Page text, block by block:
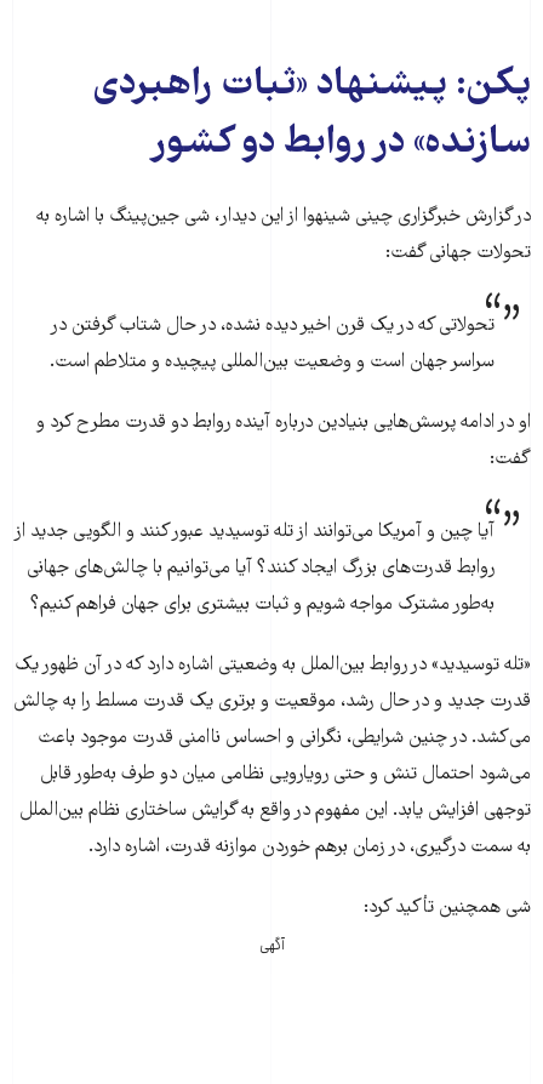
پکن: پیشنهاد «ثبات راهبردی
سازنده» در روابط دو کشور
در گزارش خبرگزاری چینی شینهوا از این دیدار، شی جین‌پینگ با اشاره به
تحولات جهانی گفت:
تحولاتی که در یک قرن اخیر دیده نشده، در حال شتاب گرفتن در
سراسر جهان است و وضعیت بین‌المللی پیچیده و متلاطم است.
او در ادامه پرسش‌هایی بنیادین درباره آینده روابط دو قدرت مطرح کرد و
گفت:
آیا چین و آمریکا می‌توانند از تله توسیدید عبور کنند و الگویی جدید از
روابط قدرت‌های بزرگ ایجاد کنند؟ آیا می‌توانیم با چالش‌های جهانی
به‌طور مشترک مواجه شویم و ثبات بیشتری برای جهان فراهم کنیم؟
«تله توسیدید» در روابط بین‌الملل به وضعیتی اشاره دارد که در آن ظهور یک
قدرت جدید و در حال رشد، موقعیت و برتری یک قدرت مسلط را به چالش
می‌کشد. در چنین شرایطی، نگرانی و احساس ناامنی قدرت موجود باعث
می‌شود احتمال تنش و حتی رویارویی نظامی میان دو طرف به‌طور قابل
توجهی افزایش یابد. این مفهوم در واقع به گرایش ساختاری نظام بین‌الملل
به سمت درگیری، در زمان برهم خوردن موازنه قدرت، اشاره دارد.
شی همچنین تأکید کرد:
آگهی